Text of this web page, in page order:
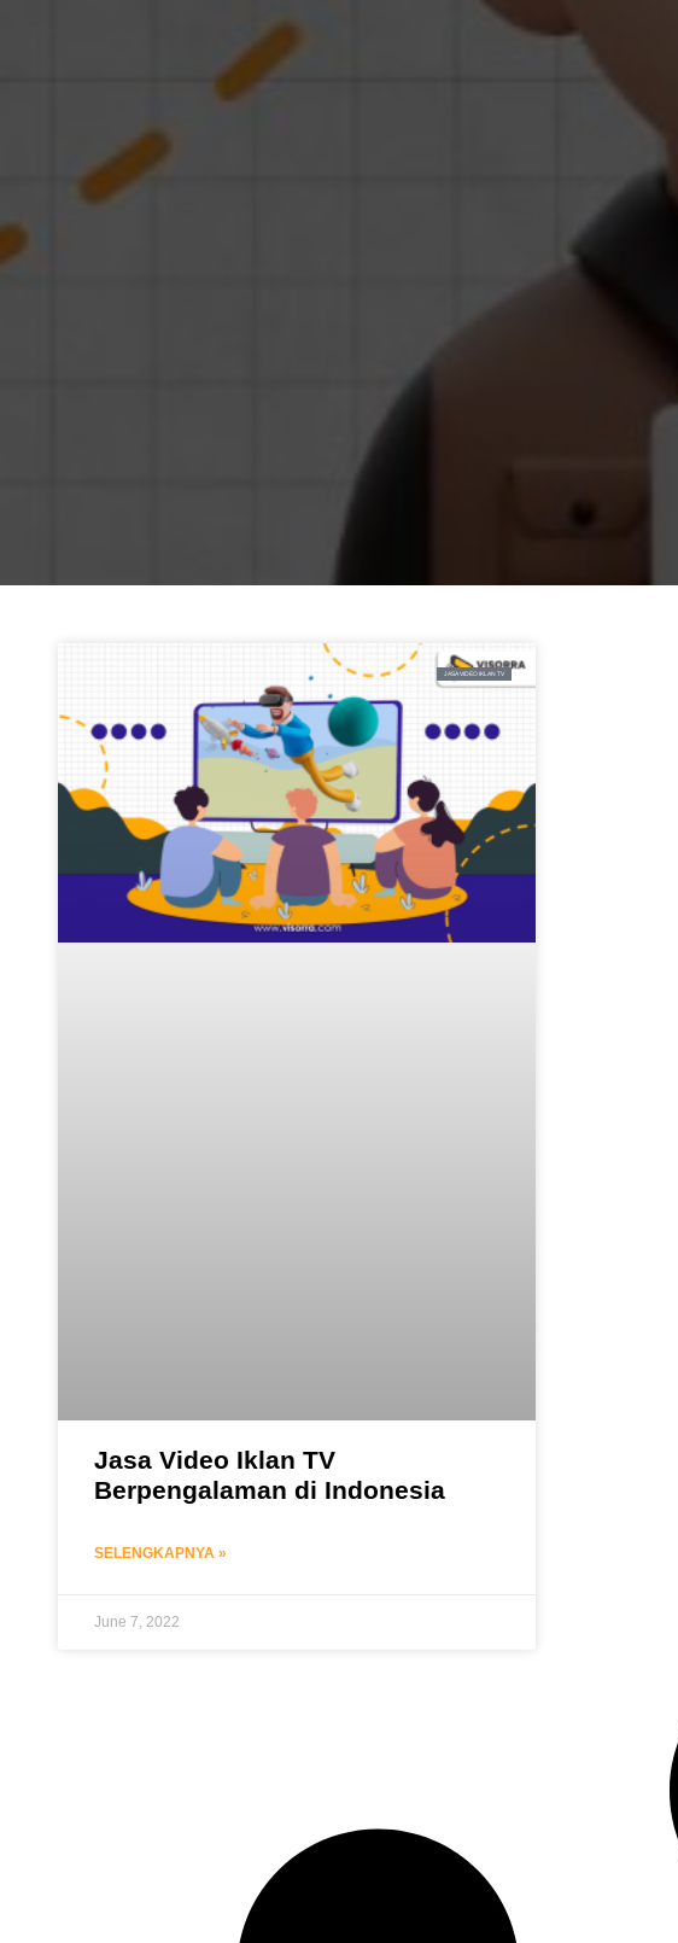
JASA VIDEO IKLAN TV
Jasa Video Iklan TV
Berpengalaman di Indonesia
SELENGKAPNYA »
June 7, 2022